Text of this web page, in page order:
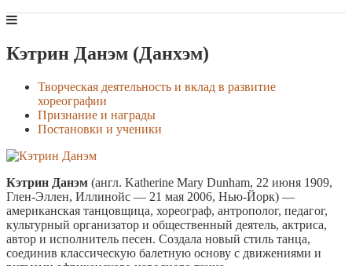
Кэтрин Данэм (Данхэм)
Творческая деятельность и вклад в развитие
хореографии
Признание и награды
Постановки и ученики
Кэтрин Данэм (англ. Katherine Mary Dunham, 22 июня 1909,
Глен-Эллен, Иллинойс — 21 мая 2006, Нью-Йорк) —
американская танцовщица, хореограф, антрополог, педагог,
культурный организатор и общественный деятель, актриса,
автор и исполнитель песен. Создала новый стиль танца,
соединив классическую балетную основу с движениями и